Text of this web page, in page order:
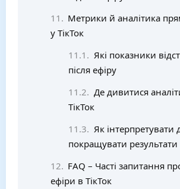
Метрики й аналітика
у ТікТок
Які показники
після ефіру
Де дивитися
ТікТок
Як інтерпретувати
покращувати результати
FAQ – Часті запитання
ефіри в ТікТок